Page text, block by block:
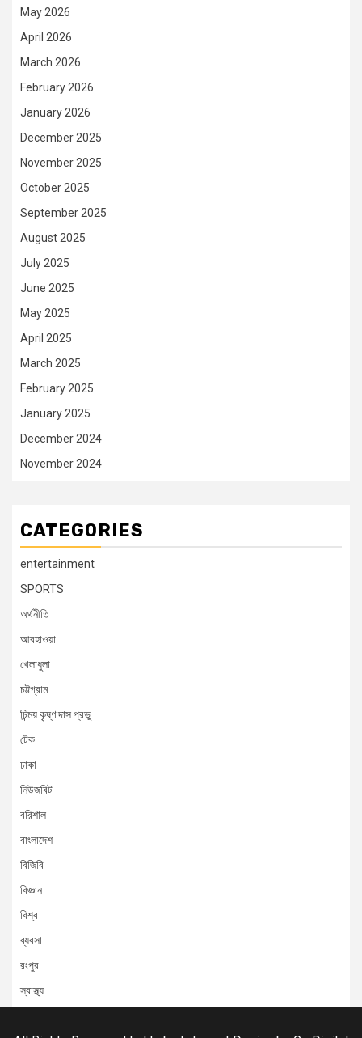
May 2026
April 2026
March 2026
February 2026
January 2026
December 2025
November 2025
October 2025
September 2025
August 2025
July 2025
June 2025
May 2025
April 2025
March 2025
February 2025
January 2025
December 2024
November 2024
CATEGORIES
entertainment
SPORTS
অর্থনীতি
আবহাওয়া
খেলাধুলা
চট্টগ্রাম
চিন্ময় কৃষ্ণ দাস প্রভু
টেক
ঢাকা
নিউজবিট
বরিশাল
বাংলাদেশ
বিজিবি
বিজ্ঞান
বিশ্ব
ব্যবসা
রংপুর
স্বাস্থ্য